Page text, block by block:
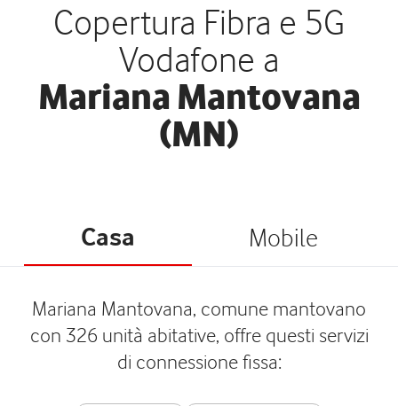
Copertura Fibra e 5G
Vodafone a
Mariana Mantovana
(MN)
Casa Mobile
Mariana Mantovana, comune mantovano
con 326 unità abitative, offre questi servizi
di connessione fissa: